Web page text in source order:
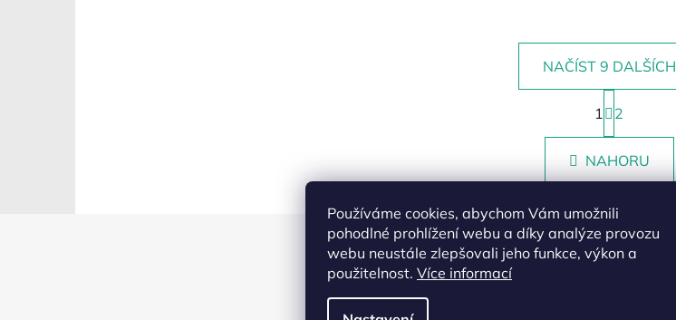
Používáme cookies, abychom Vám umožnili
pohodlné prohlížení webu a díky analýze provozu
webu neustále zlepšovali jeho funkce, výkon a
použitelnost. Více informací
O
v
l
á
a
c
í
NAČÍST 9 DALŠÍCH
S
t
r
n
k
v
á
n
1 2
NAHORU